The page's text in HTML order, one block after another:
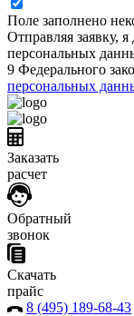
Поле заполнено
Отправляя заявку,
персональных
9 Федерального
персональных
Заказать
расчет
Обратный
звонок
Скачать
прайс
8 (495) 189-68-43